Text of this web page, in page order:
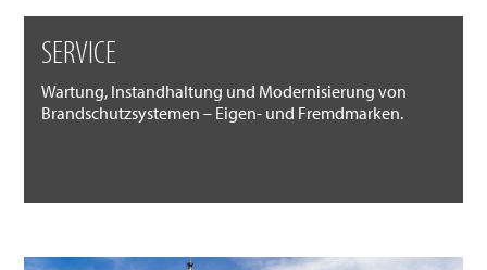
SERVICE
Wartung, Instandhaltung und Modernisierung von
Brandschutzsystemen – Eigen- und Fremdmarken.